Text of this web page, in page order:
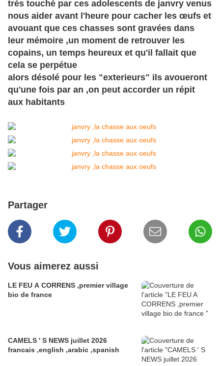
très touché par ces adolescents de janvry venus
nous aider avant l'heure pour cacher les œufs et
avouant que ces chasses sont gravées dans
leur mémoire ,un moment de retrouver les
copains, un temps heureux et qu'il fallait que
cela se perpétue
alors désolé pour les "exterieurs" ils avoueront
qu'une fois par an ,on peut accorder un répit
aux habitants
Partager
Vous aimerez aussi
LE FEU A CORRENS ,premier village
bio de france
CAMELS ' S NEWS juillet 2026
francais ,english ,arabic ,spanish